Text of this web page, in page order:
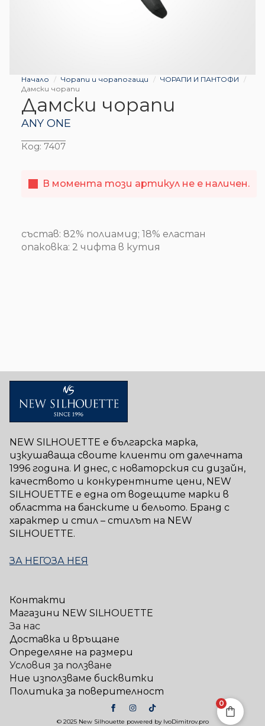
Начало Чорапи и чорапогащи
ЧОРАПИ И ПАНТОФИ
Дамски чорапи
Дамски чорапи
ANY ONE
Код: 7407
В момента този артикул не е наличен.
състав: 82% полиамид; 18% еластан
опаковка: 2 чифта в кутия
NEW SILHOUETTE е българска марка,
изкушаваща своите клиенти от далечната
1996 година. И днес, с новаторския си дизайн,
качеството и конкурентните цени, NEW
SILHOUETTE е една от водещите марки в
областта на банските и бельото. Бранд с
характер и стил – стилът на NEW
SILHOUETTE.
ЗА НЕГОЗА НЕЯ
Контакти
Магазини NEW SILHOUETTE
За нас
Доставка и връщане
Определяне на размери
Условия за ползване
Ние използваме бисквитки
Политика за поверителност
© 2025 New Silhouette powered by IvoDimitrov.pro